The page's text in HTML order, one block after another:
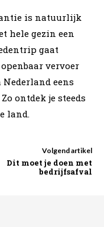
is natuurlijk
hele gezin een
gaat
vervoer
Nederland eens
ontdek je steeds
land.
Volgend artikel
Dit moet je doen met
bedrijfsafval